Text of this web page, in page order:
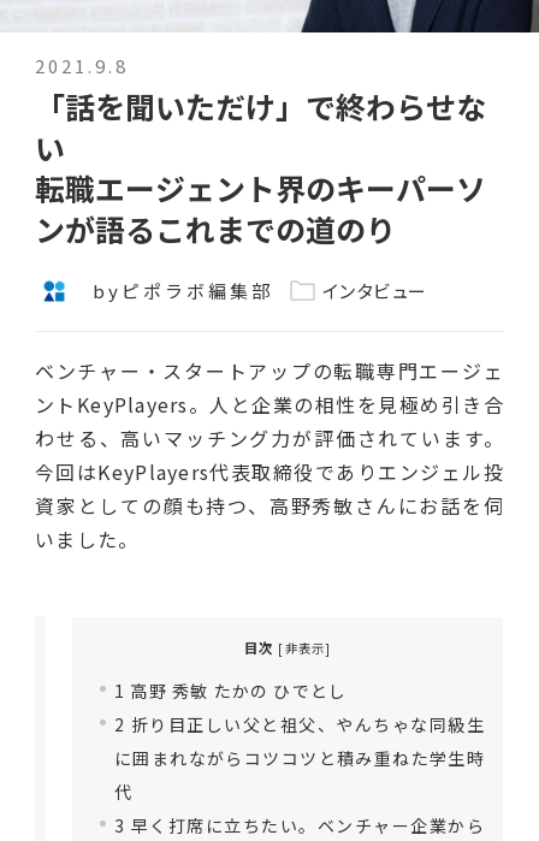
2021.9.8
「話を聞いただけ」で終わらせな
い
転職エージェント界のキーパーソ
ンが語るこれまでの道のり
byピポラボ編集部 インタビュー
ベンチャー・スタートアップの転職専門エージェ
ントKeyPlayers。人と企業の相性を見極め引き合
わせる、高いマッチング力が評価されています。
今回はKeyPlayers代表取締役でありエンジェル投
資家としての顔も持つ、高野秀敏さんにお話を伺
いました。
目次 [非表示]
1 高野 秀敏 たかの ひでとし
2 折り目正しい父と祖父、やんちゃな同級生
に囲まれながらコツコツと積み重ねた学生時
代
3 早く打席に立ちたい。ベンチャー企業から